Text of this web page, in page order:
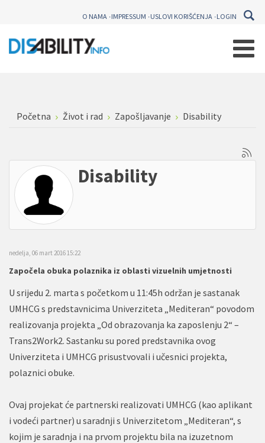
O NAMA IMPRESSUM USLOVI KORIŠĆENJA LOGIN
Početna Život i rad Zapošljavanje Disability
Disability
nedelja, 06 mart 2016 15:22
Započela obuka polaznika iz oblasti vizuelnih umjetnosti
U srijedu 2. marta s početkom u 11:45h održan je sastanak
UMHCG s predstavnicima Univerziteta „Mediteran“ povodom
realizovanja projekta „Od obrazovanja ka zaposlenju 2“ –
Trans2Work2. Sastanku su pored predstavnika ovog
Univerziteta i UMHCG prisustvovali i učesnici projekta,
polaznici obuke.
Ovaj projekat će partnerski realizovati UMHCG (kao aplikant
i vodeći partner) u saradnji s Univerzitetom „Mediteran“, s
kojim je saradnja i na prvom projektu bila na izuzetnom